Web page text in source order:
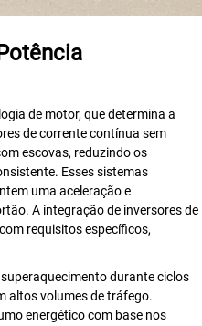
de motor, que determina a
de corrente contínua sem
escovas, reduzindo os
Esses sistemas
uma aceleração e
A integração de inversores de
requisitos específicos,
durante ciclos
altos volumes de tráfego.
energético com base nos